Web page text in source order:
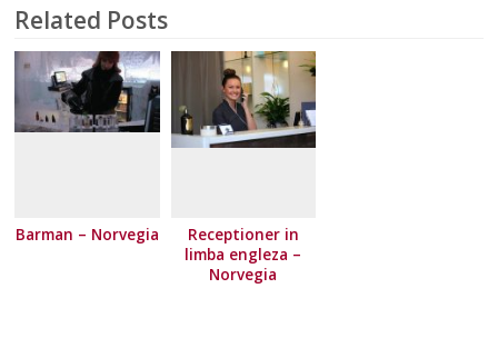
Related Posts
Barman – Norvegia
Receptioner in
limba engleza –
Norvegia